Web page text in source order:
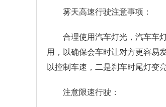
雾天高速行驶注意事项：
合理使用汽车灯光，汽车车
用，以确保会车时让对方更容易
以控制车速，二是刹车时尾灯变
注意限速行驶：